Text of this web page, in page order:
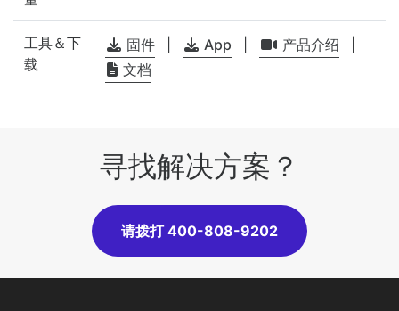
工具＆下
载
固件 App 产品介绍
文档
寻找解决方案？
请拨打 400-808-9202